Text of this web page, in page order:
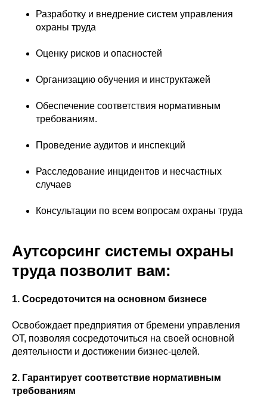
Разработку и внедрение систем управления
охраны труда
Оценку рисков и опасностей
Организацию обучения и инструктажей
Обеспечение соответствия нормативным
требованиям.
Проведение аудитов и инспекций
Расследование инцидентов и несчастных
случаев
Консультации по всем вопросам охраны труда
Аутсорсинг системы охраны
труда позволит вам:
1. Сосредоточится на основном бизнесе
Освобождает предприятия от бремени управления
ОТ, позволяя сосредоточиться на своей основной
деятельности и достижении бизнес-целей.
2. Гарантирует соответствие нормативным
требованиям